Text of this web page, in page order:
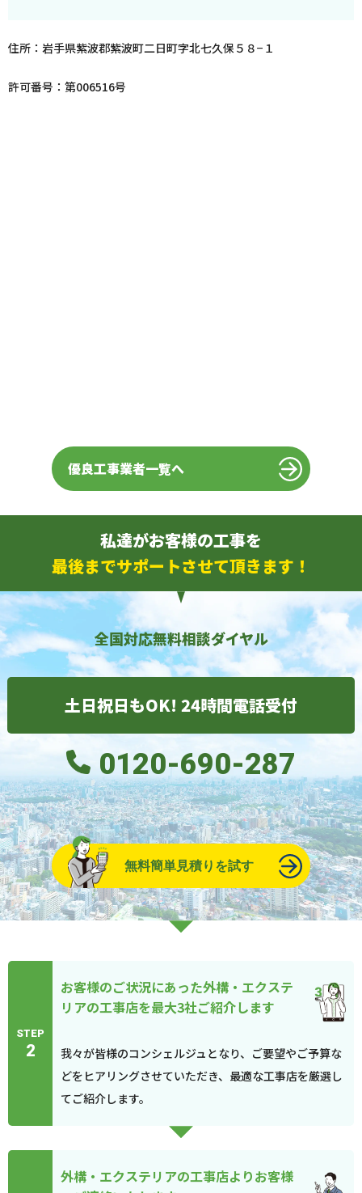
住所：岩手県紫波郡紫波町二日町字北七久保５８−１
許可番号：第006516号
優良工事業者一覧へ
私達がお客様の工事を
最後までサポートさせて頂きます！
全国対応無料相談ダイヤル
土日祝日もOK! 24時間電話受付
0120-690-287
無料簡単見積りを試す
STEP
2
お客様のご状況にあった外構・エクステ
リアの工事店を最大3社ご紹介します
我々が皆様のコンシェルジュとなり、ご要望やご予算な
どをヒアリングさせていただき、最適な工事店を厳選し
てご紹介します。
外構・エクステリアの工事店よりお客様